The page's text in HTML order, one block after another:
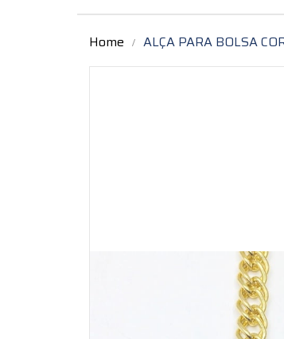
Home ALÇA PARA BOLSA